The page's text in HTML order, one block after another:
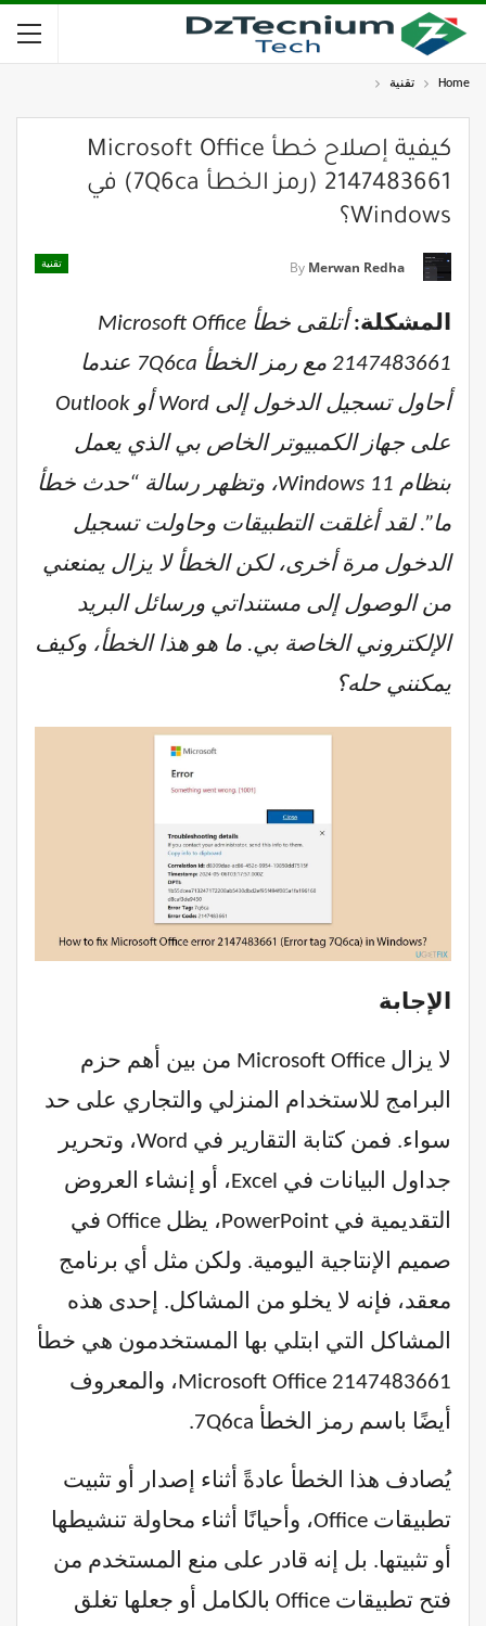
Home تقنية
كيفية إصلاح خطأ Microsoft Office
2147483661 (رمز الخطأ 7Q6ca) في
Windows؟
تقنية By Merwan Redha
المشكلة:
أتلقى خطأ Microsoft Office
2147483661 مع رمز الخطأ 7Q6ca عندما
أحاول تسجيل الدخول إلى Word أو Outlook
على جهاز الكمبيوتر الخاص بي الذي يعمل
بنظام Windows 11، وتظهر رسالة “حدث خطأ
ما”. لقد أغلقت التطبيقات وحاولت تسجيل
الدخول مرة أخرى، لكن الخطأ لا يزال يمنعني
من الوصول إلى مستنداتي ورسائل البريد
الإلكتروني الخاصة بي. ما هو هذا الخطأ، وكيف
يمكنني حله؟
الإجابة
لا يزال Microsoft Office من بين أهم حزم
البرامج للاستخدام المنزلي والتجاري على حد
سواء. فمن كتابة التقارير في Word، وتحرير
جداول البيانات في Excel، أو إنشاء العروض
التقديمية في PowerPoint، يظل Office في
صميم الإنتاجية اليومية. ولكن مثل أي برنامج
معقد، فإنه لا يخلو من المشاكل. إحدى هذه
المشاكل التي ابتلي بها المستخدمون هي خطأ
Microsoft Office 2147483661، والمعروف
أيضًا باسم رمز الخطأ 7Q6ca.
يُصادف هذا الخطأ عادةً أثناء إصدار أو تثبيت
تطبيقات Office، وأحيانًا أثناء محاولة تنشيطها
أو تثبيتها. بل إنه قادر على منع المستخدم من
فتح تطبيقات Office بالكامل أو جعلها تغلق